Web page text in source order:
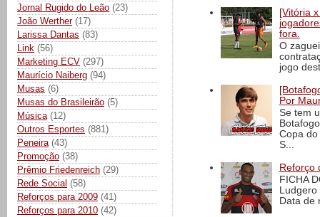
Jornal Rugido do Leão (23)
João Werther (17)
Larissa Dantas (83)
Link (56)
Marketing ECV (297)
Maurício Naiberg (94)
Musas (6)
Musas do Brasileirão (5)
Música (12)
Outros Esportes (881)
Peneira (43)
Promoção (38)
Prêmio Friedenreich (29)
Rede Social (58)
Reforços para 2009 (41)
Reforços para 2010 (42)
[Vitória
fora.
O
jogo
Por
Se tem
Copa
S...
Reforço
FICHA
Data de